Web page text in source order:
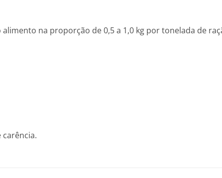
na proporção de 0,5 a 1,0 kg por tonelada de